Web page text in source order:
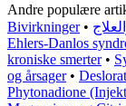
Andre populære
Bivirkninger•
Ehlers-Danlos
kroniske smerter•
og årsager•
Phytonadione